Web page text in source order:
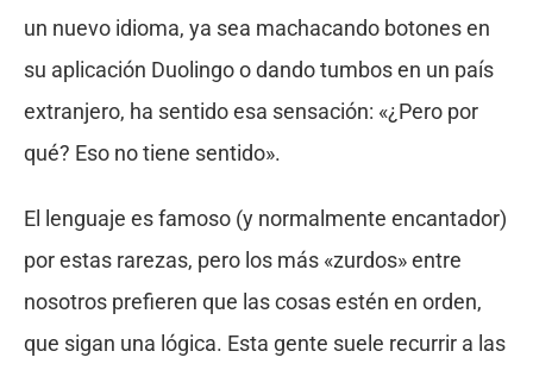
un nuevo idioma, ya sea machacando botones en
su aplicación Duolingo o dando tumbos en un país
extranjero, ha sentido esa sensación: «¿Pero por
qué? Eso no tiene sentido».
El lenguaje es famoso (y normalmente encantador)
por estas rarezas, pero los más «zurdos» entre
nosotros prefieren que las cosas estén en orden,
que sigan una lógica. Esta gente suele recurrir a las